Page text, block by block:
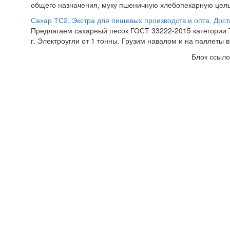
общего назначения, муку пшеничную хлебопекарную
Сахар ТС2, Экстра для пищевых производств и опта.
Предлагаем сахарный песок ГОСТ 33222-2015
г. Электроугли от 1 тонны. Грузим навалом и на паллеты
Блок